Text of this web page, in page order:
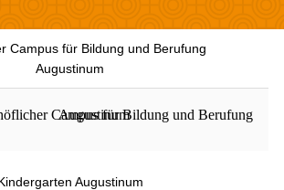
Campus für Bildung und Berufung
Augustinum
Augustinum